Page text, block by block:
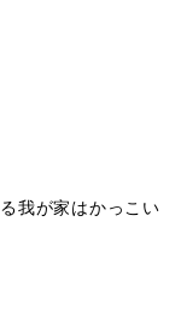
我が家はかっこい